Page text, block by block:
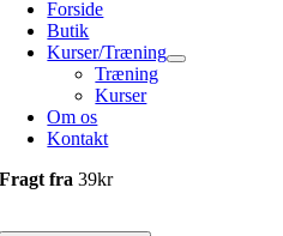
Forside
Butik
Kurser/Træning
Træning
Kurser
Om os
Kontakt
Fragt fra39kr